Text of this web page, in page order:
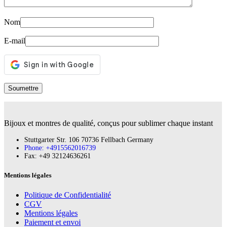
Nom
E-mail
Bijoux et montres de qualité, conçus pour sublimer chaque instant
Stuttgarter Str. 106 70736 Fellbach Germany
Phone: +4915562016739
Fax:‪ +49 32124636261
Mentions légales
Politique de Confidentialité
CGV
Mentions légales
Paiement et envoi